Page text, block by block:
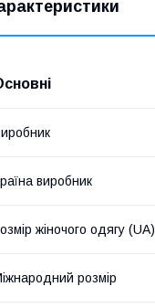
виробник
жіночого одягу (UA)
розмір